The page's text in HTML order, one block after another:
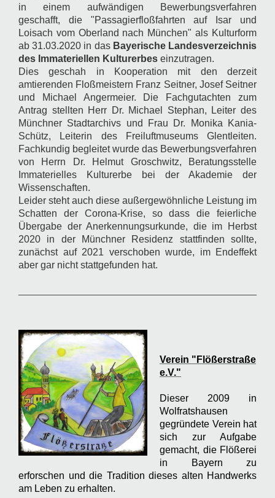
in einem aufwändigen Bewerbungsverfahren
geschafft, die "Passagierfloßfahrten auf Isar und
Loisach vom Oberland nach München" als Kulturform
ab 31.03.2020 in das Bayerische Landesverzeichnis
des Immateriellen Kulturerbes einzutragen.
Dies geschah in Kooperation mit den derzeit
amtierenden Floßmeistern Franz Seitner, Josef Seitner
und Michael Angermeier. Die Fachgutachten zum
Antrag stellten Herr Dr. Michael Stephan, Leiter des
Münchner Stadtarchivs und Frau Dr. Monika Kania-
Schütz, Leiterin des Freiluftmuseums Glentleiten.
Fachkundig begleitet wurde das Bewerbungsverfahren
von Herrn Dr. Helmut Groschwitz, Beratungsstelle
Immaterielles Kulturerbe bei der Akademie der
Wissenschaften.
Leider steht auch diese außergewöhnliche Leistung im
Schatten der Corona-Krise, so dass die feierliche
Übergabe der Anerkennungsurkunde, die im Herbst
2020 in der Münchner Residenz stattfinden sollte,
zunächst auf 2021 verschoben wurde, im Endeffekt
aber gar nicht stattgefunden hat.
Verein "Flößerstraße
e.V."
Dieser 2009 in
Wolfratshausen
gegründete Verein hat
sich zur Aufgabe
gemacht, die Flößerei
in Bayern zu
erforschen und die Tradition dieses alten Handwerks
am Leben zu erhalten.